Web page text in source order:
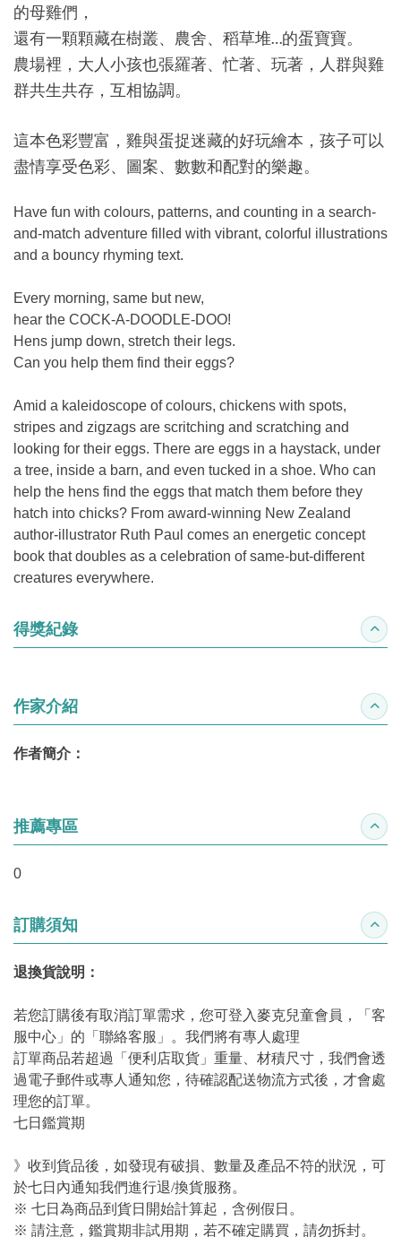
的母雞們，
還有一顆顆藏在樹叢、農舍、稻草堆…的蛋寶寶。
農場裡，大人小孩也張羅著、忙著、玩著，人群與雞
群共生共存，互相協調。
這本色彩豐富，雞與蛋捉迷藏的好玩繪本，孩子可以
盡情享受色彩、圖案、數數和配對的樂趣。
Have fun with colours, patterns, and counting in a search-
and-match adventure filled with vibrant, colorful illustrations
and a bouncy rhyming text.
Every morning, same but new,
hear the COCK-A-DOODLE-DOO!
Hens jump down, stretch their legs.
Can you help them find their eggs?
Amid a kaleidoscope of colours, chickens with spots,
stripes and zigzags are scritching and scratching and
looking for their eggs. There are eggs in a haystack, under
a tree, inside a barn, and even tucked in a shoe. Who can
help the hens find the eggs that match them before they
hatch into chicks? From award-winning New Zealand
author-illustrator Ruth Paul comes an energetic concept
book that doubles as a celebration of same-but-different
creatures everywhere.
得獎紀錄 收合
作家介紹 收合
作者簡介：
推薦專區 收合
0
訂購須知 收合
退換貨說明：
若您訂購後有取消訂單需求，您可登入麥克兒童會員，「客
服中心」的「聯絡客服」。我們將有專人處理
訂單商品若超過「便利店取貨」重量、材積尺寸，我們會透
過電子郵件或專人通知您，待確認配送物流方式後，才會處
理您的訂單。
七日鑑賞期
》收到貨品後，如發現有破損、數量及產品不符的狀況，可
於七日內通知我們進行退/換貨服務。
※ 七日為商品到貨日開始計算起，含例假日。
※ 請注意，鑑賞期非試用期，若不確定購買，請勿拆封。